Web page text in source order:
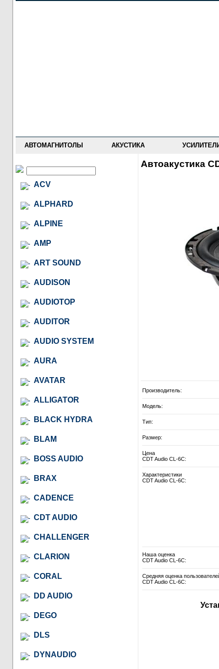
АВТОМАГНИТОЛЫ АКУСТИКА
ACV
ALPHARD
ALPINE
AMP
ART SOUND
AUDISON
AUDIOTOP
AUDITOR
AUDIO SYSTEM
AURA
AVATAR
ALLIGATOR
BLACK HYDRA
BLAM
BOSS AUDIO
BRAX
CADENCE
CDT AUDIO
CHALLENGER
CLARION
CORAL
DD AUDIO
DEGO
DLS
DYNAUDIO
Автоакустика
Производитель:
Модель:
Тип:
Размер:
Цена
CDT Audio CL-6C:
Характеристики
CDT Audio CL-6C:
Наша оценка
CDT Audio CL-6C:
Средняя оценка
CDT Audio CL-6C: